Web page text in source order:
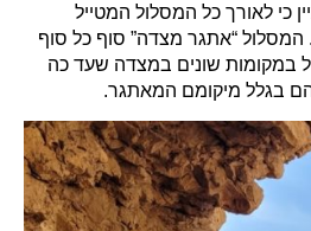
כי לאורך כל המסלול המטייל
“אתגר מצדה” סוף כל סוף
במקומות שונים במצדה שעד כה
בגלל מיקומם המאתגר.